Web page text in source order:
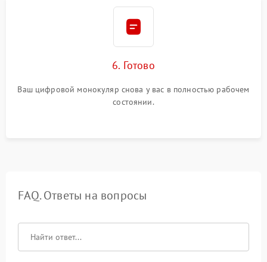
6. Готово
Ваш цифровой монокуляр снова у вас в полностью рабочем
состоянии.
FAQ. Ответы на вопросы